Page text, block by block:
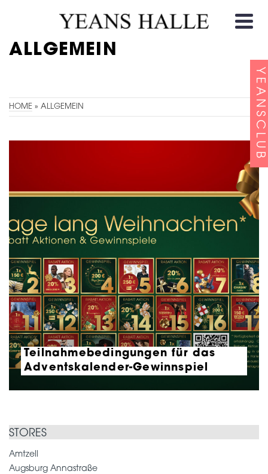
ALLGEMEIN
HOME » ALLGEMEIN
Teilnahmebedingungen für das
Adventskalender-Gewinnspiel
STORES
Amtzell
Augsburg Annastraße
YEANSCLUB